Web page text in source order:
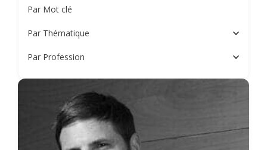
Par Mot clé
Par Thématique
Par Profession